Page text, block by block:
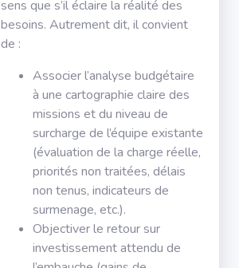
sens que s’il éclaire la réalité des
besoins. Autrement dit, il convient
de :
Associer l’analyse budgétaire
à une cartographie claire des
missions et du niveau de
surcharge de l’équipe existante
(évaluation de la charge réelle,
priorités non traitées, délais
non tenus, indicateurs de
surmenage, etc.).
Objectiver le retour sur
investissement attendu de